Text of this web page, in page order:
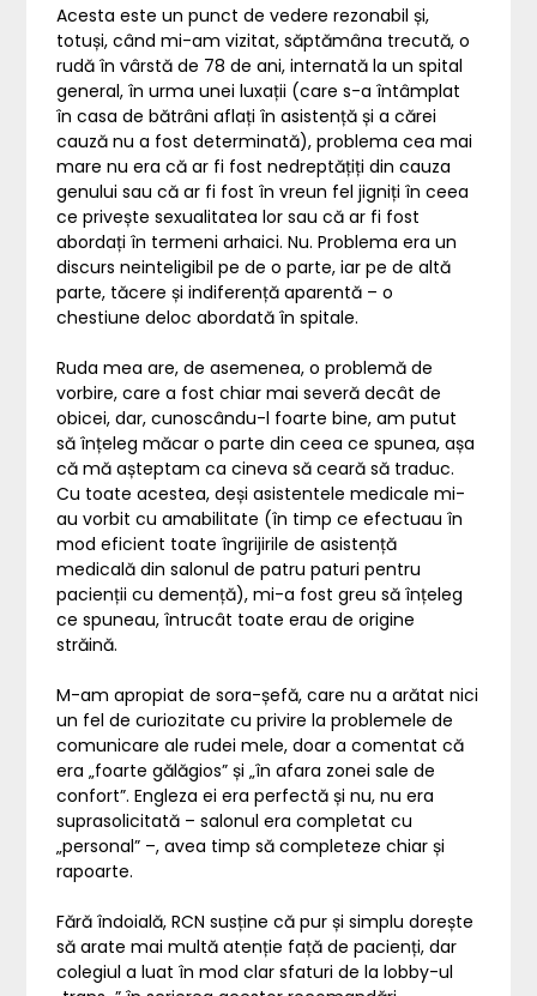
Acesta este un punct de vedere rezonabil și,
totuși, când mi-am vizitat, săptămâna trecută, o
rudă în vârstă de 78 de ani, internată la un spital
general, în urma unei luxații (care s-a întâmplat
în casa de bătrâni aflați în asistență și a cărei
cauză nu a fost determinată), problema cea mai
mare nu era că ar fi fost nedreptățiți din cauza
genului sau că ar fi fost în vreun fel jigniți în ceea
ce privește sexualitatea lor sau că ar fi fost
abordați în termeni arhaici. Nu. Problema era un
discurs neinteligibil pe de o parte, iar pe de altă
parte, tăcere și indiferență aparentă – o
chestiune deloc abordată în spitale.
Ruda mea are, de asemenea, o problemă de
vorbire, care a fost chiar mai severă decât de
obicei, dar, cunoscându-l foarte bine, am putut
să înțeleg măcar o parte din ceea ce spunea, așa
că mă așteptam ca cineva să ceară să traduc.
Cu toate acestea, deși asistentele medicale mi-
au vorbit cu amabilitate (în timp ce efectuau în
mod eficient toate îngrijirile de asistență
medicală din salonul de patru paturi pentru
pacienții cu demență), mi-a fost greu să înțeleg
ce spuneau, întrucât toate erau de origine
străină.
M-am apropiat de sora-șefă, care nu a arătat nici
un fel de curiozitate cu privire la problemele de
comunicare ale rudei mele, doar a comentat că
era „foarte gălăgios” și „în afara zonei sale de
confort”. Engleza ei era perfectă și nu, nu era
suprasolicitată – salonul era completat cu
„personal” –, avea timp să completeze chiar și
rapoarte.
Fără îndoială, RCN susține că pur și simplu dorește
să arate mai multă atenție față de pacienți, dar
colegiul a luat în mod clar sfaturi de la lobby-ul